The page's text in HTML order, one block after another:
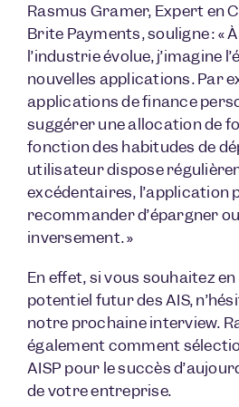
Rasmus Gramer, Expert en
Brite Payments, souligne : «
l’industrie évolue, j’imagine
nouvelles applications. Par
applications de finance
suggérer une allocation de
fonction des habitudes de
utilisateur dispose
excédentaires, l’application
recommander d’épargner
inversement. »
En effet, si vous souhaitez
potentiel futur des AIS,
notre prochaine interview.
également comment
AISP pour le succès
de votre entreprise.